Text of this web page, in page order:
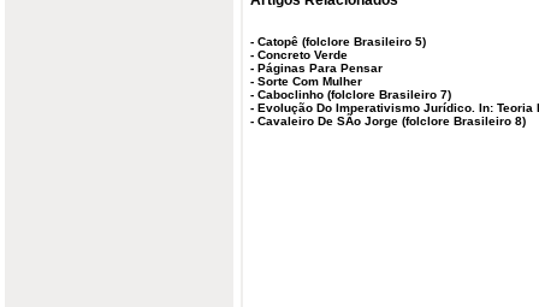
- Catopê (folclore Brasileiro 5)
- Concreto Verde
- Páginas Para Pensar
- Sorte Com Mulher
- Caboclinho (folclore Brasileiro 7)
- Evolução Do Imperativismo Jurídico. In: Teoria
- Cavaleiro De SÃo Jorge (folclore Brasileiro 8)